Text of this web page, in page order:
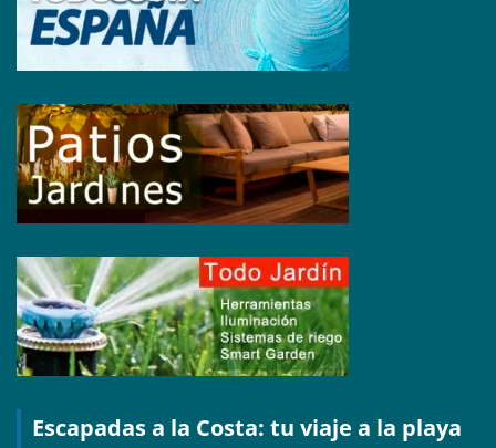
Escapadas a la Costa: tu viaje a la playa